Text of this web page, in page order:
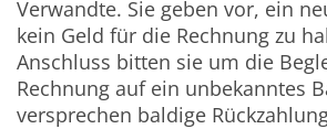
Verwandte. Sie geben vor, ein
kein Geld für die Rechnung zu
Anschluss bitten sie um die
Rechnung auf ein unbekanntes
versprechen baldige